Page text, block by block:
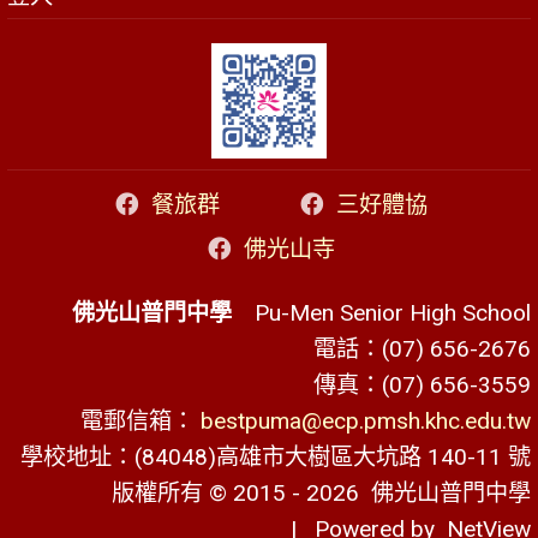
餐旅群
三好體協
佛光山寺
佛光山普門中學 Pu-Men Senior High School
電話：(07) 656-2676
傳真：(07) 656-3559
電郵信箱： bestpuma@ecp.pmsh.khc.edu.tw
學校地址：(84048)高雄市大樹區大坑路 140-11 號
版權所有 © 2015 - 2026 佛光山普門中學
| Powered by NetView